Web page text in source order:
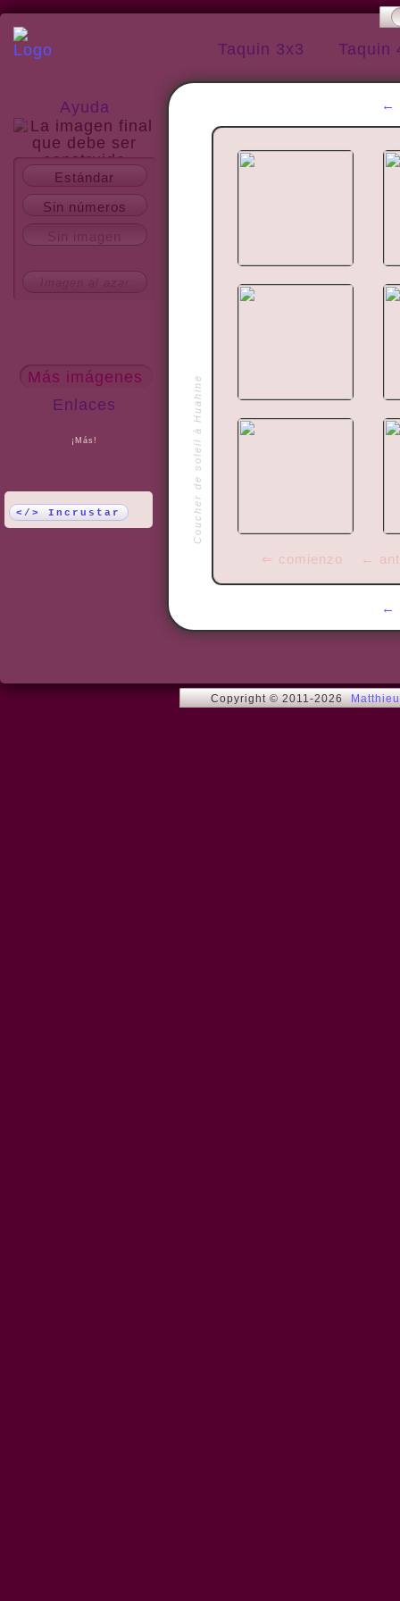
Taquin 3x3 Taquin
Ayuda
Acerca del sitio
Más imágenes
Enlaces
¡Más!
Estándar
Sin números
</> Incrustar Coucher de soleil à Huahine
⇐ comienzo ←
Copyright © 2011-2026